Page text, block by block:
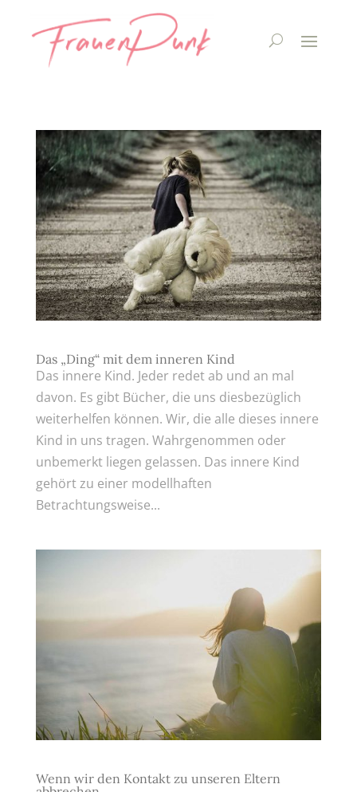
Das „Ding“ mit dem inneren Kind
Das innere Kind. Jeder redet ab und an mal
davon. Es gibt Bücher, die uns diesbezüglich
weiterhelfen können. Wir, die alle dieses innere
Kind in uns tragen. Wahrgenommen oder
unbemerkt liegen gelassen. Das innere Kind
gehört zu einer modellhaften
Betrachtungsweise...
Wenn wir den Kontakt zu unseren Eltern